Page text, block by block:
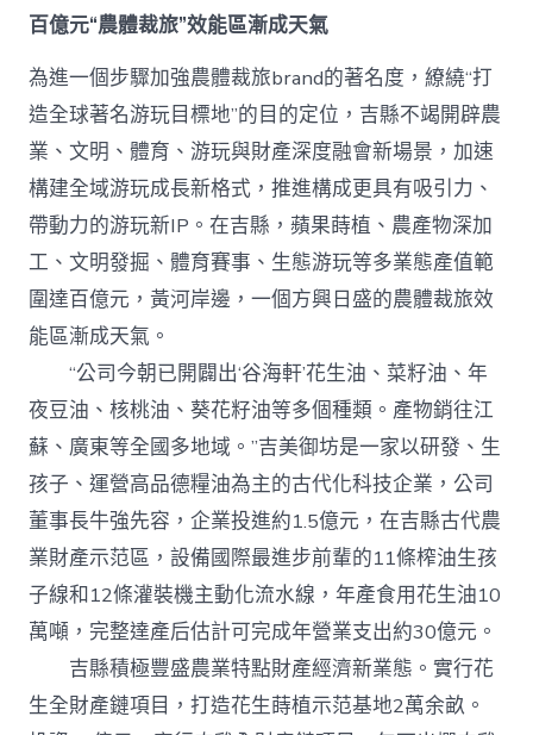
百億元“農體裁旅”效能區漸成天氣
為進一個步驟加強農體裁旅brand的著名度，繚繞“打
造全球著名游玩目標地”的目的定位，吉縣不竭開辟農
業、文明、體育、游玩與財產深度融會新場景，加速
構建全域游玩成長新格式，推進構成更具有吸引力、
帶動力的游玩新IP。在吉縣，蘋果蒔植、農產物深加
工、文明發掘、體育賽事、生態游玩等多業態產值範
圍達百億元，黃河岸邊，一個方興日盛的農體裁旅效
能區漸成天氣。
“公司今朝已開闢出‘谷海軒’花生油、菜籽油、年
夜豆油、核桃油、葵花籽油等多個種類。產物銷往江
蘇、廣東等全國多地域。”吉美御坊是一家以研發、生
孩子、運營高品德糧油為主的古代化科技企業，公司
董事長牛強先容，企業投進約1.5億元，在吉縣古代農
業財產示范區，設備國際最進步前輩的11條榨油生孩
子線和12條灌裝機主動化流水線，年產食用花生油10
萬噸，完整達產后估計可完成年營業支出約30億元。
吉縣積極豐盛農業特點財產經濟新業態。實行花
生全財產鏈項目，打造花生蒔植示范基地2萬余畝。